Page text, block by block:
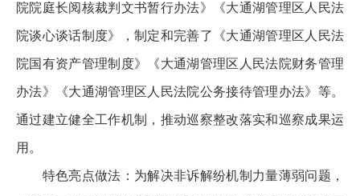
院院庭长阅核裁判文书暂行办法》《大通湖管理区人民法
院谈心谈话制度》，制定和完善了《大通湖管理区人民法
院国有资产管理制度》《大通湖管理区人民法院财务管理
办法》《大通湖管理区人民法院公务接待管理办法》等。
通过建立健全工作机制，推动巡察整改落实和巡察成果运
用。
特色亮点做法：为解决非诉解纷机制力量薄弱问题，